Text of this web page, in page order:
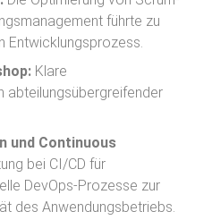
führte zu
Entwicklungsprozess.
Klare
abteilungsübergreifender
und Continuous
bei CI/CD für
DevOps-Prozesse zur
des Anwendungsbetriebs.